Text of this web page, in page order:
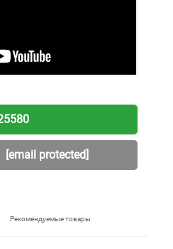
[email protected]
Рекомендуемые товары